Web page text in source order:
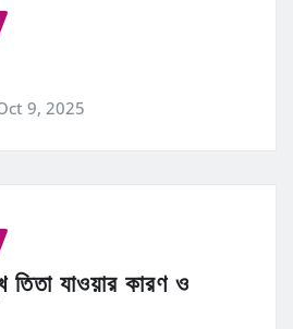
9, 2025
তিতা যাওয়ার কারণ ও